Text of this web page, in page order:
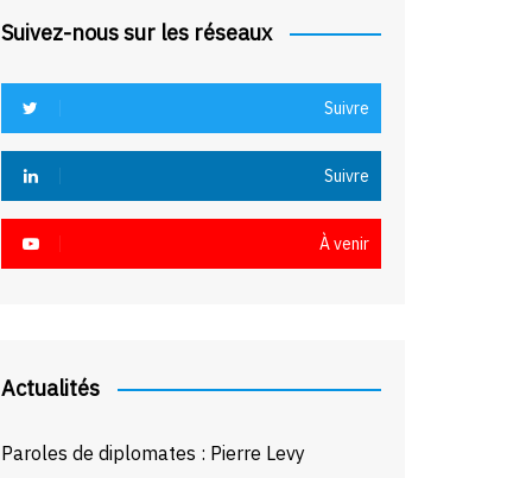
Suivez-nous sur les réseaux
Suivre
Suivre
À venir
Actualités
Paroles de diplomates : Pierre Levy